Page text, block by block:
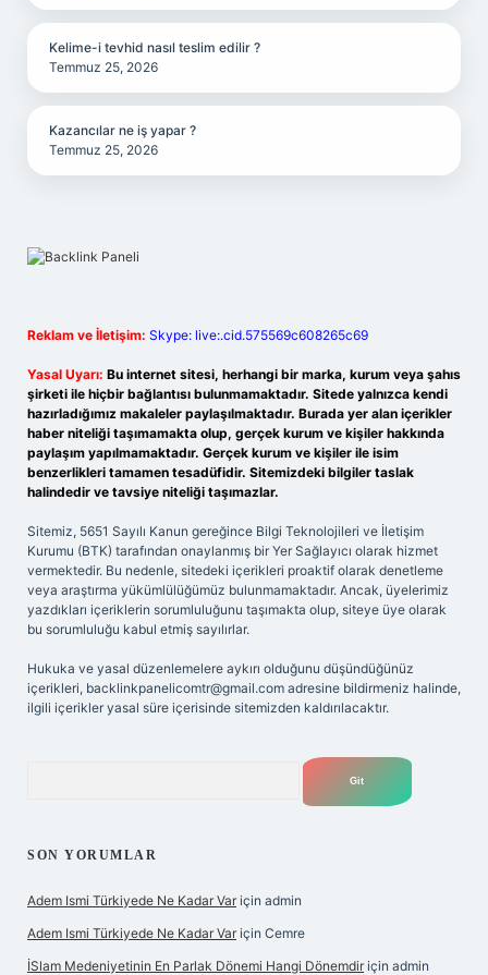
Kelime-i tevhid nasıl teslim edilir ?
Temmuz 25, 2026
Kazancılar ne iş yapar ?
Temmuz 25, 2026
Reklam ve İletişim: Skype: live:.cid.575569c608265c69
Yasal Uyarı: Bu internet sitesi, herhangi bir marka, kurum veya şahıs
şirketi ile hiçbir bağlantısı bulunmamaktadır. Sitede yalnızca kendi
hazırladığımız makaleler paylaşılmaktadır. Burada yer alan içerikler
haber niteliği taşımamakta olup, gerçek kurum ve kişiler hakkında
paylaşım yapılmamaktadır. Gerçek kurum ve kişiler ile isim
benzerlikleri tamamen tesadüfidir. Sitemizdeki bilgiler taslak
halindedir ve tavsiye niteliği taşımazlar.
Sitemiz, 5651 Sayılı Kanun gereğince Bilgi Teknolojileri ve İletişim
Kurumu (BTK) tarafından onaylanmış bir Yer Sağlayıcı olarak hizmet
vermektedir. Bu nedenle, sitedeki içerikleri proaktif olarak denetleme
veya araştırma yükümlülüğümüz bulunmamaktadır. Ancak, üyelerimiz
yazdıkları içeriklerin sorumluluğunu taşımakta olup, siteye üye olarak
bu sorumluluğu kabul etmiş sayılırlar.
Hukuka ve yasal düzenlemelere aykırı olduğunu düşündüğünüz
içerikleri, backlinkpanelicomtr@gmail.com adresine bildirmeniz halinde,
ilgili içerikler yasal süre içerisinde sitemizden kaldırılacaktır.
SON YORUMLAR
Adem Ismi Türkiyede Ne Kadar Var için admin
Adem Ismi Türkiyede Ne Kadar Var için Cemre
İSlam Medeniyetinin En Parlak Dönemi Hangi Dönemdir için admin